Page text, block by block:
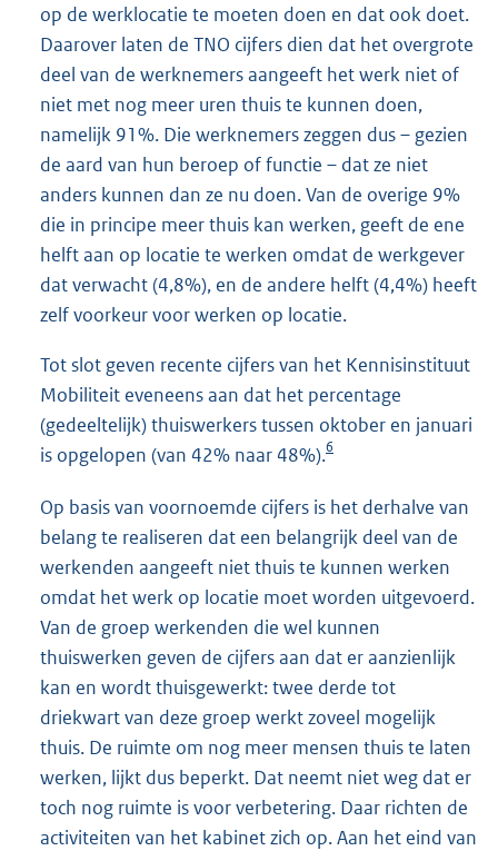
op de werklocatie te moeten doen en dat ook doet.
Daarover laten de TNO cijfers dien dat het overgrote
deel van de werknemers aangeeft het werk niet of
niet met nog meer uren thuis te kunnen doen,
namelijk 91%. Die werknemers zeggen dus – gezien
de aard van hun beroep of functie – dat ze niet
anders kunnen dan ze nu doen. Van de overige 9%
die in principe meer thuis kan werken, geeft de ene
helft aan op locatie te werken omdat de werkgever
dat verwacht (4,8%), en de andere helft (4,4%) heeft
zelf voorkeur voor werken op locatie.
Tot slot geven recente cijfers van het Kennisinstituut
Mobiliteit eveneens aan dat het percentage
(gedeeltelijk) thuiswerkers tussen oktober en januari
is opgelopen (van 42% naar 48%).6
Op basis van voornoemde cijfers is het derhalve van
belang te realiseren dat een belangrijk deel van de
werkenden aangeeft niet thuis te kunnen werken
omdat het werk op locatie moet worden uitgevoerd.
Van de groep werkenden die wel kunnen
thuiswerken geven de cijfers aan dat er aanzienlijk
kan en wordt thuisgewerkt: twee derde tot
driekwart van deze groep werkt zoveel mogelijk
thuis. De ruimte om nog meer mensen thuis te laten
werken, lijkt dus beperkt. Dat neemt niet weg dat er
toch nog ruimte is voor verbetering. Daar richten de
activiteiten van het kabinet zich op. Aan het eind van